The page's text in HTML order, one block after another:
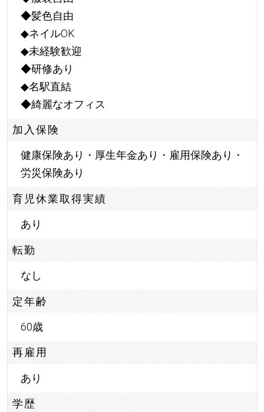
◆髪色自由
◆ネイルOK
◆未経験歓迎
◆研修あり
◆名駅直結
◆綺麗なオフィス
加入保険
健康保険あり・厚生年金あり・雇用保険あり・
労災保険あり
育児休業取得実績
あり
転勤
なし
定年齢
60歳
再雇用
あり
学歴